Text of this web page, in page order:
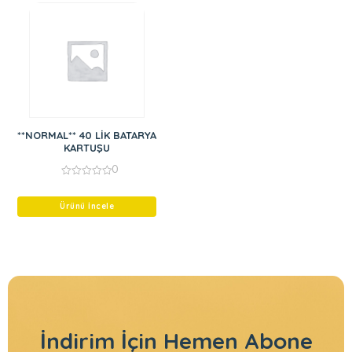
**NORMAL** 40 LİK BATARYA
KARTUŞU
of
0
Ürünü İncele
İndirim İçin Hemen Abone